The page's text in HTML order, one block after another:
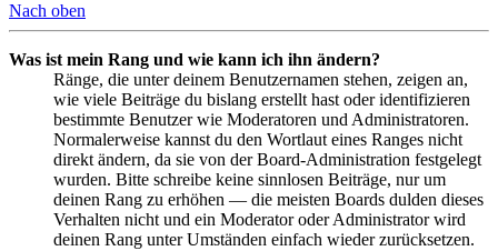
Nach oben
Was ist mein Rang und wie kann ich ihn ändern?
Ränge, die unter deinem Benutzernamen stehen, zeigen an,
wie viele Beiträge du bislang erstellt hast oder identifizieren
bestimmte Benutzer wie Moderatoren und Administratoren.
Normalerweise kannst du den Wortlaut eines Ranges nicht
direkt ändern, da sie von der Board-Administration festgelegt
wurden. Bitte schreibe keine sinnlosen Beiträge, nur um
deinen Rang zu erhöhen — die meisten Boards dulden dieses
Verhalten nicht und ein Moderator oder Administrator wird
deinen Rang unter Umständen einfach wieder zurücksetzen.